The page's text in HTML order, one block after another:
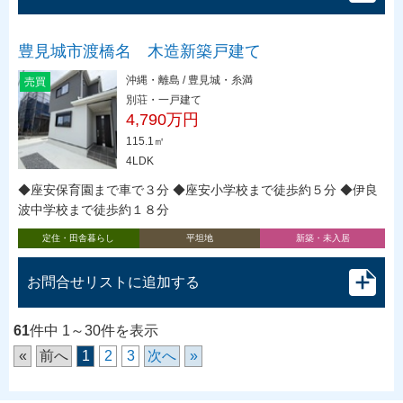
豊見城市渡橋名 木造新築戸建て
売買
沖縄・離島 / 豊見城・糸満
別荘・一戸建て
4,790万円
115.1㎡
4LDK
◆座安保育園まで車で３分 ◆座安小学校まで徒歩約５分 ◆伊良
波中学校まで徒歩約１８分
定住・田舎暮らし 平坦地 新築・未入居
お問合せリストに追加する
61件中 1～30件を表示
«
前へ 1 2 3 次へ »